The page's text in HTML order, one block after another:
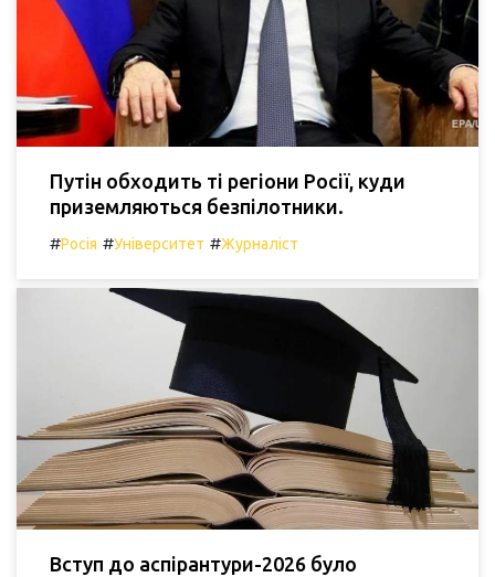
Путін обходить ті регіони Росії, куди
приземляються безпілотники.
#Росія #Університет #Журналіст
Вступ до аспірантури-2026 було